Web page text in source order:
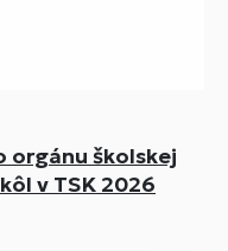
orgánu školskej
v TSK 2026